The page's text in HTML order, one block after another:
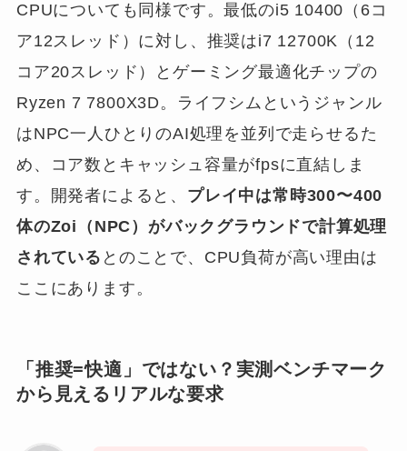
CPUについても同様です。最低のi5 10400（6コ
ア12スレッド）に対し、推奨はi7 12700K（12
コア20スレッド）とゲーミング最適化チップの
Ryzen 7 7800X3D。ライフシムというジャンル
はNPC一人ひとりのAI処理を並列で走らせるた
め、コア数とキャッシュ容量がfpsに直結しま
す。開発者によると、 プレイ中は常時300〜400
体のZoi（NPC）がバックグラウンドで計算処理
されている とのことで、CPU負荷が高い理由は
ここにあります。
「推奨=快適」ではない？実測ベンチマーク
から見えるリアルな要求